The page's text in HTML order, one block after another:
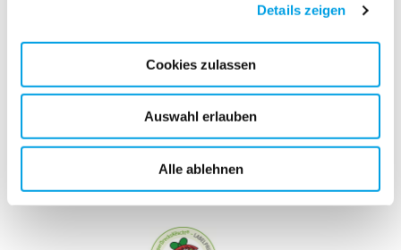
Details zeigen
Cookies zulassen
Auswahl erlauben
Alle ablehnen
Im Bedarfsfall auch Komplettsanierung
Je früher gehandelt wird, desto einfacher kann das
Schimmelproblem beseitigt werden.